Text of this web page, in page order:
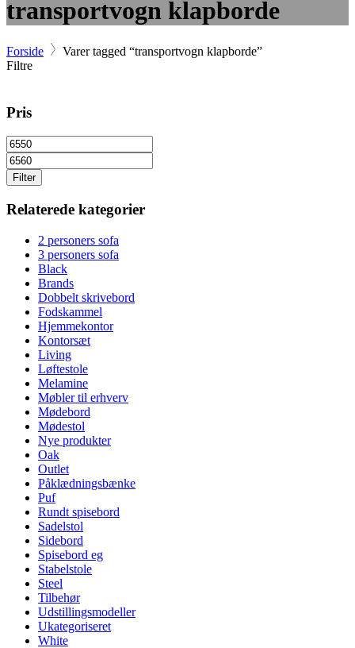
transportvogn klapborde
Forside
Varer tagged “transportvogn klapborde”
Filtre
Pris
Filter
Relaterede kategorier
2 personers sofa
3 personers sofa
Black
Brands
Dobbelt skrivebord
Fodskammel
Hjemmekontor
Kontorsæt
Living
Løftestole
Melamine
Møbler til erhverv
Mødebord
Mødestol
Nye produkter
Oak
Outlet
Påklædningsbænke
Puf
Rundt spisebord
Sadelstol
Sidebord
Spisebord eg
Stabelstole
Steel
Tilbehør
Udstillingsmodeller
Ukategoriseret
White